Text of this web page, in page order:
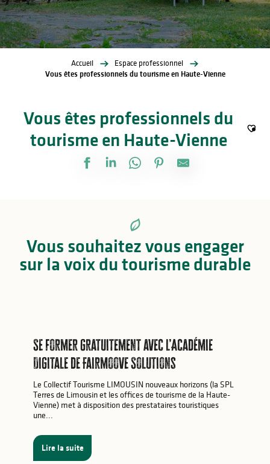
Accueil
Espace professionnel
Vous êtes professionnels du tourisme en Haute-Vienne
Vous êtes professionnels du
tourisme en Haute-Vienne
Vous souhaitez vous engager
sur la voix du tourisme durable
Se former gratuitement avec l’Académie
Digitale de Fairmoove Solutions
Le Collectif Tourisme LIMOUSIN nouveaux horizons (la SPL
Terres de Limousin et les offices de tourisme de la Haute-
Vienne) met à disposition des prestataires touristiques
une...
Lire la suite